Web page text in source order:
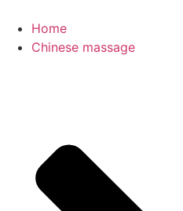
Home
Chinese massage